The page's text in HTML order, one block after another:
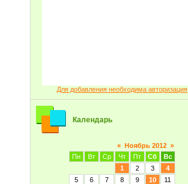
Для добавления необходима авторизация
Календарь
« Ноябрь 2012 »
Пн
Вт Ср Чт Пт Сб
Вс
1
2 3
4
5
6 7 8 9 10
11